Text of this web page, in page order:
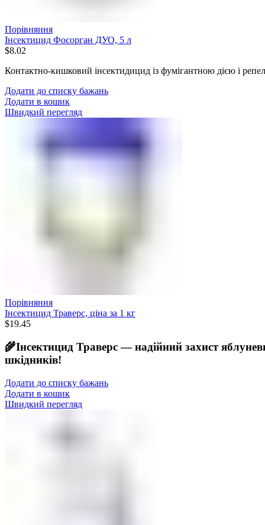
Порівняння
Інсектицид Фосорган ДУО, 5 л
$8.02
Контактно-кишковий інсектидицид із фумігантною дією і
Додати до списку бажань
Додати в кошик
Швидкий перегляд
Порівняння
Інсектицид Траверс, ціна за 1 кг
$19.45
🌾Інсектицид Траверс — надійний захист
шкідників!
Додати до списку бажань
Додати в кошик
Швидкий перегляд